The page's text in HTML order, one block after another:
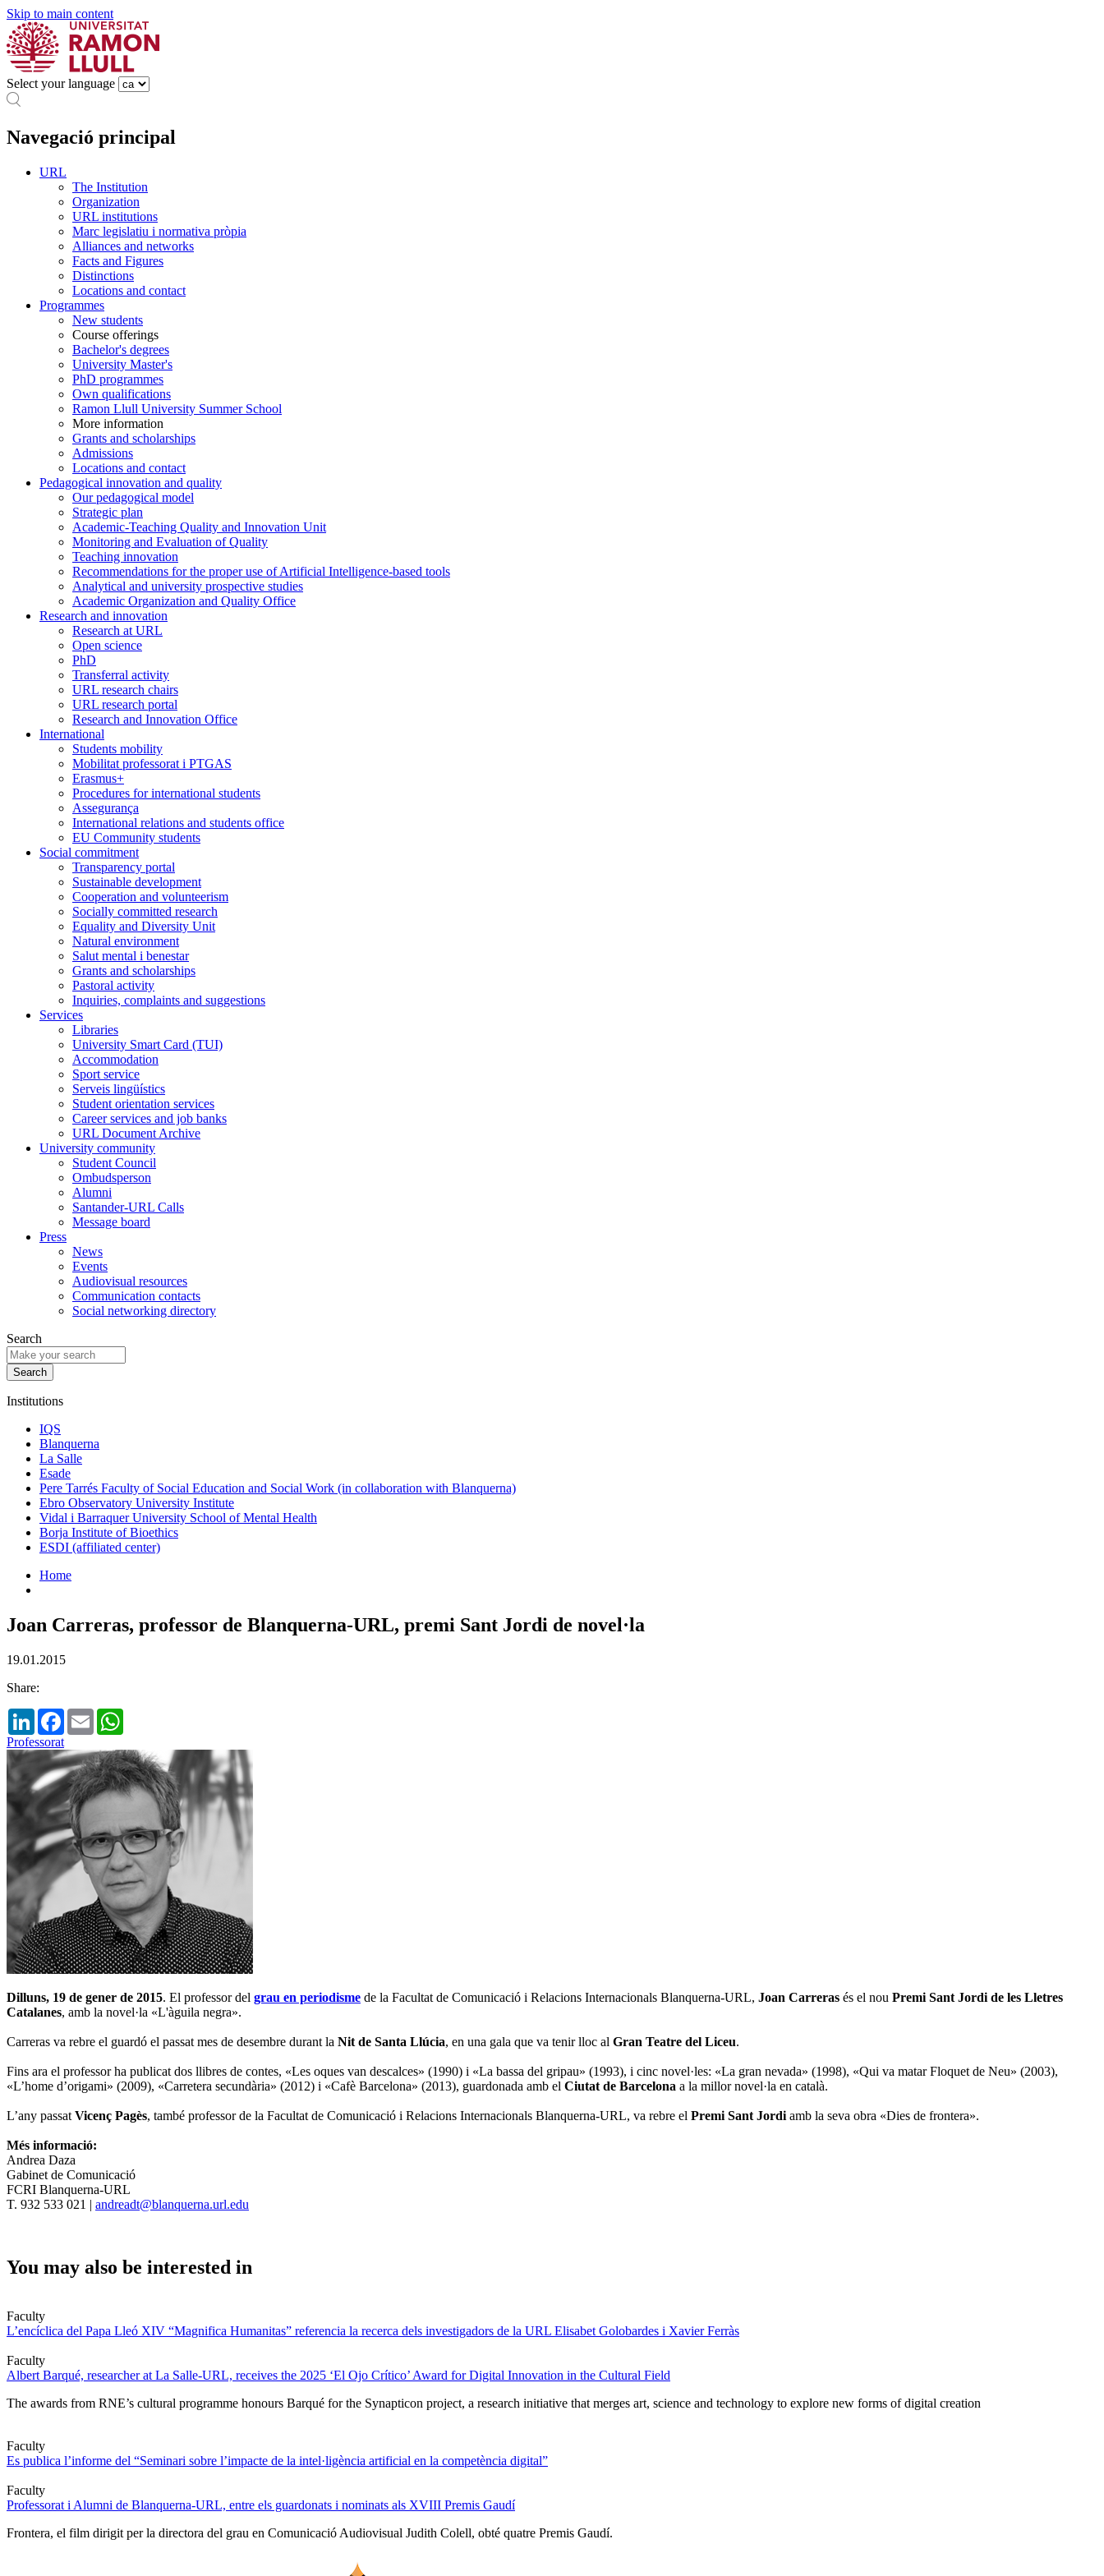
Skip to main content
Select your language
Navegació principal
URL
The Institution
Organization
URL institutions
Marc legislatiu i normativa pròpia
Alliances and networks
Facts and Figures
Distinctions
Locations and contact
Programmes
New students
Course offerings
Bachelor's degrees
University Master's
PhD programmes
Own qualifications
Ramon Llull University Summer School
More information
Grants and scholarships
Admissions
Locations and contact
Pedagogical innovation and quality
Our pedagogical model
Strategic plan
Academic-Teaching Quality and Innovation Unit
Monitoring and Evaluation of Quality
Teaching innovation
Recommendations for the proper use of Artificial Intelligence-based tools
Analytical and university prospective studies
Academic Organization and Quality Office
Research and innovation
Research at URL
Open science
PhD
Transferral activity
URL research chairs
URL research portal
Research and Innovation Office
International
Students mobility
Mobilitat professorat i PTGAS
Erasmus+
Procedures for international students
Assegurança
International relations and students office
EU Community students
Social commitment
Transparency portal
Sustainable development
Cooperation and volunteerism
Socially committed research
Equality and Diversity Unit
Natural environment
Salut mental i benestar
Grants and scholarships
Pastoral activity
Inquiries, complaints and suggestions
Services
Libraries
University Smart Card (TUI)
Accommodation
Sport service
Serveis lingüístics
Student orientation services
Career services and job banks
URL Document Archive
University community
Student Council
Ombudsperson
Alumni
Santander-URL Calls
Message board
Press
News
Events
Audiovisual resources
Communication contacts
Social networking directory
Search
Institutions
IQS
Blanquerna
La Salle
Esade
Pere Tarrés Faculty of Social Education and Social Work (in collaboration with Blanquerna)
Ebro Observatory University Institute
Vidal i Barraquer University School of Mental Health
Borja Institute of Bioethics
ESDI (affiliated center)
Home
Joan Carreras, professor de Blanquerna-URL, premi Sant Jordi de novel·la
19.01.2015
Share:
LinkedInFacebook
Email
Professorat
Dilluns, 19 de gener de 2015. El professor del grau en periodisme de la Facultat de Comunicació i Relacions Internacionals Blanquerna-URL, Joan Carreras és el nou Premi Sant Jordi de les Lletres
Catalanes, amb la novel·la «L'àguila negra».
Carreras va rebre el guardó el passat mes de desembre durant la Nit de Santa Llúcia, en una gala que va tenir lloc al Gran Teatre del Liceu.
Fins ara el professor ha publicat dos llibres de contes, «Les oques van descalces» (1990) i «La bassa del gripau» (1993), i cinc novel·les: «La gran nevada» (1998), «Qui va matar Floquet de Neu» (2003),
«L’home d’origami» (2009), «Carretera secundària» (2012) i «Cafè Barcelona» (2013), guardonada amb el Ciutat de Barcelona a la millor novel·la en català.
L’any passat Vicenç Pagès, també professor de la Facultat de Comunicació i Relacions Internacionals Blanquerna-URL, va rebre el Premi Sant Jordi amb la seva obra «Dies de frontera».
Més informació:
Andrea Daza
Gabinet de Comunicació
FCRI Blanquerna-URL
T. 932 533 021 | andreadt@blanquerna.url.edu
You may also be interested in
Faculty
L’encíclica del Papa Lleó XIV “Magnifica Humanitas” referencia la recerca dels investigadors de la URL Elisabet Golobardes i Xavier Ferràs
Faculty
Albert Barqué, researcher at La Salle-URL, receives the 2025 ‘El Ojo Crítico’ Award for Digital Innovation in the Cultural Field
The awards from RNE’s cultural programme honours Barqué for the Synapticon project, a research initiative that merges art, science and technology to explore new forms of digital creation
Faculty
Es publica l’informe del “Seminari sobre l’impacte de la intel·ligència artificial en la competència digital”
Faculty
Professorat i Alumni de Blanquerna-URL, entre els guardonats i nominats als XVIII Premis Gaudí
Frontera, el film dirigit per la directora del grau en Comunicació Audiovisual Judith Colell, obté quatre Premis Gaudí.